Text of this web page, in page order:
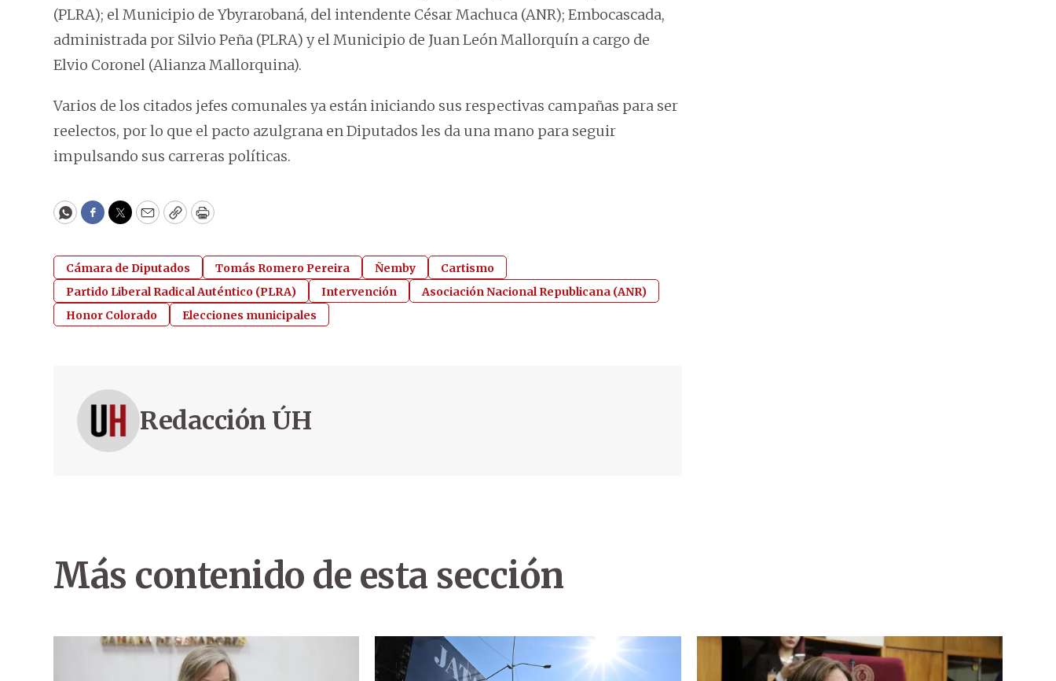
(PLRA); el Municipio de Ybyrarobaná, del intendente César Machuca (ANR); Embocascada,
administrada por Silvio Peña (PLRA) y el Municipio de Juan León Mallorquín a cargo de
Elvio Coronel (Alianza Mallorquina).
Varios de los citados jefes comunales ya están iniciando sus respectivas campañas para ser
reelectos, por lo que el pacto azulgrana en Diputados les da una mano para seguir
impulsando sus carreras políticas.
WhatsApp
Facebook
Twitter
EmailCopyPrint
Cámara de Diputados Tomás Romero Pereira Ñemby
Cartismo
Partido Liberal Radical Auténtico (PLRA)
Intervención
Asociación Nacional Republicana (ANR)
Honor Colorado
Elecciones municipales
Redacción ÚH
Más contenido de esta sección